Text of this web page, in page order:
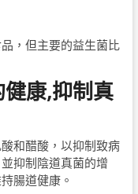
，但主要的益生菌比
康,抑制真
和醋酸，以抑制致病
抑制陰道真菌的增
腸道健康。